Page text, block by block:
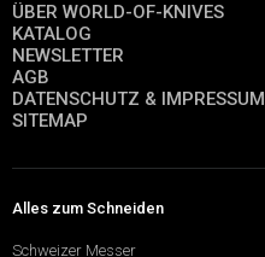
ÜBER WORLD-OF-KNIVES
KATALOG
NEWSLETTER
AGB
DATENSCHUTZ & IMPRESSUM
SITEMAP
Alles zum Schneiden
Schweizer Messer